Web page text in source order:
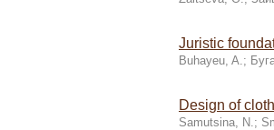
Juristic
Buhayeu, A.;
Design of
Samutsina, N.;